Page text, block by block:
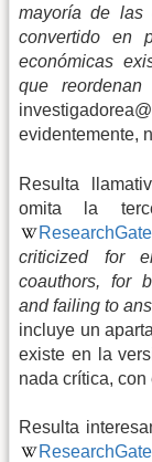
mayoría de las
convertido en
económicas
que
evidentemente,
Resulta
omita la
criticized for
coauthors, for
and failing to
incluye un
existe en la
nada crítica, con
Resulta